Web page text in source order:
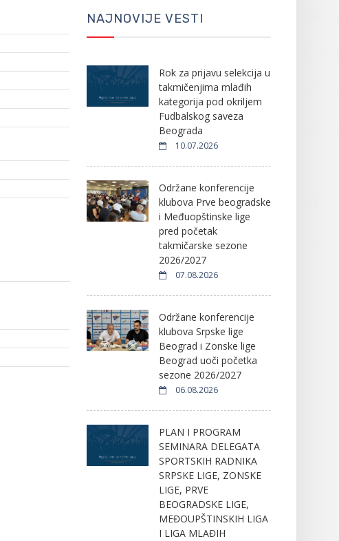
NAJNOVIJE VESTI
Rok za prijavu selekcija u
takmičenjima mlađih
kategorija pod okriljem
Fudbalskog saveza
Beograda
10.07.2026
Održane konferencije
klubova Prve beogradske
i Međuopštinske lige
pred početak
takmičarske sezone
2026/2027
07.08.2026
Održane konferencije
klubova Srpske lige
Beograd i Zonske lige
Beograd uoči početka
sezone 2026/2027
06.08.2026
PLAN I PROGRAM
SEMINARA DELEGATA
SPORTSKIH RADNIKA
SRPSKE LIGE, ZONSKE
LIGE, PRVE
BEOGRADSKE LIGE,
MEĐOUPŠTINSKIH LIGA
I LIGA MLAĐIH